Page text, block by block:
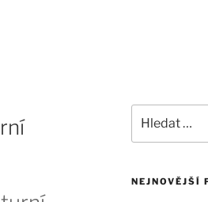
NEJNOVĚJŠÍ